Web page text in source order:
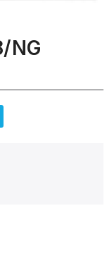
NG